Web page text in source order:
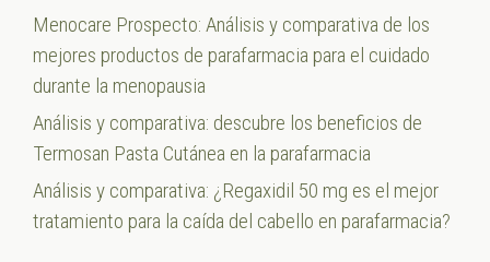
Menocare Prospecto: Análisis y comparativa de los
mejores productos de parafarmacia para el cuidado
durante la menopausia
Análisis y comparativa: descubre los beneficios de
Termosan Pasta Cutánea en la parafarmacia
Análisis y comparativa: ¿Regaxidil 50 mg es el mejor
tratamiento para la caída del cabello en parafarmacia?